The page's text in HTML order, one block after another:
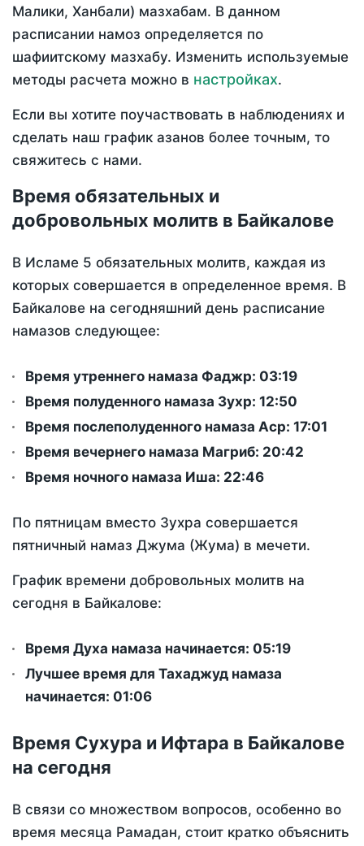
Малики, Ханбали) мазхабам. В данном
расписании намоз определяется по
шафиитскому мазхабу. Изменить используемые
методы расчета можно в настройках.
Если вы хотите поучаствовать в наблюдениях и
сделать наш график азанов более точным, то
свяжитесь с нами.
Время обязательных и
добровольных молитв в Байкалове
В Исламе 5 обязательных молитв, каждая из
которых совершается в определенное время. В
Байкалове на сегодняшний день расписание
намазов следующее:
Время утреннего намаза Фаджр: 03:19
Время полуденного намаза Зухр: 12:50
Время послеполуденного намаза Аср: 17:01
Время вечернего намаза Магриб: 20:42
Время ночного намаза Иша: 22:46
По пятницам вместо Зухра совершается
пятничный намаз Джума (Жума) в мечети.
График времени добровольных молитв на
сегодня в Байкалове:
Время Духа намаза начинается: 05:19
Лучшее время для Тахаджуд намаза
начинается: 01:06
Время Сухура и Ифтара в Байкалове
на сегодня
В связи со множеством вопросов, особенно во
время месяца Рамадан, стоит кратко объяснить